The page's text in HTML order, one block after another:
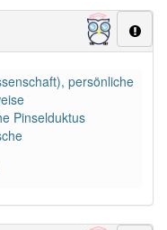
persönliche
Pinselduktus